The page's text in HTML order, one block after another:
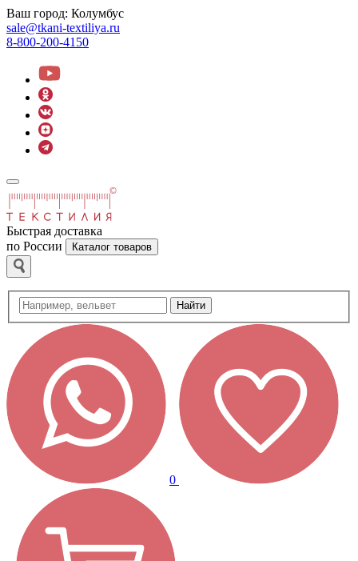
Ваш город: Колумбус
sale@tkani-textiliya.ru
8-800-200-4150
Быстрая доставка
по России
Каталог товаров
Найти
0